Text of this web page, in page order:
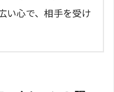
い心で、相手を受け